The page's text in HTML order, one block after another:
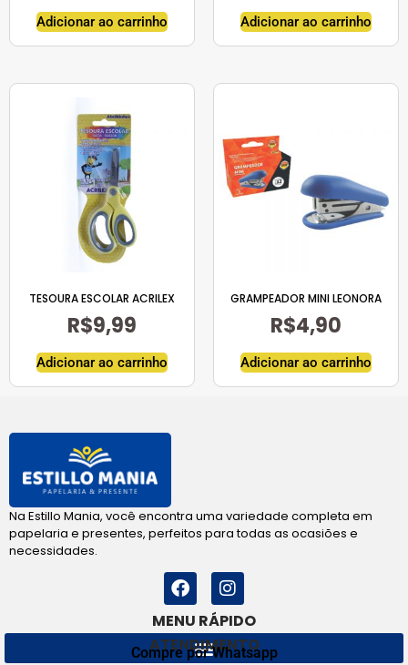
Adicionar ao carrinho Adicionar ao carrinho
TESOURA ESCOLAR ACRILEX
R$9,99
Adicionar ao carrinho
GRAMPEADOR MINI LEONORA
R$4,90
Adicionar ao carrinho
Na Estillo Mania, você encontra uma variedade completa em
papelaria e presentes, perfeitos para todas as ocasiões e
necessidades.
MENU RÁPIDO
ATENDIMENTO
Compre por Whatsapp